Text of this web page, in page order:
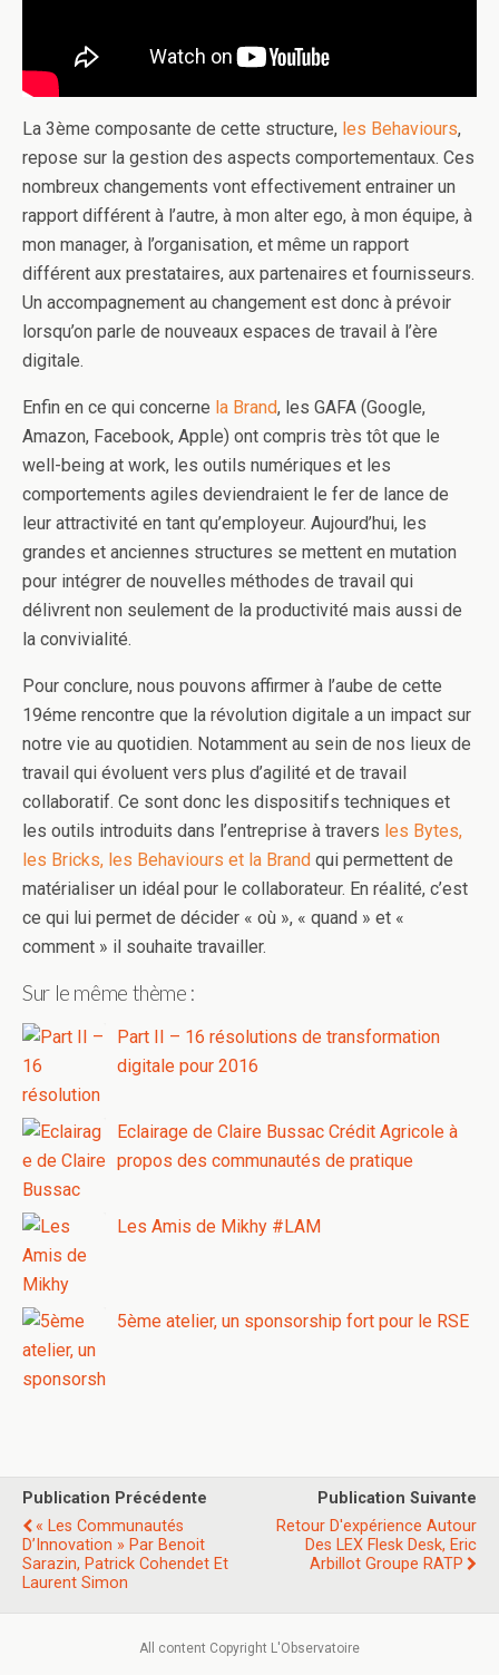
La 3ème composante de cette structure, les Behaviours,
repose sur la gestion des aspects comportementaux. Ces
nombreux changements vont effectivement entrainer un
rapport différent à l’autre, à mon alter ego, à mon équipe, à
mon manager, à l’organisation, et même un rapport
différent aux prestataires, aux partenaires et fournisseurs.
Un accompagnement au changement est donc à prévoir
lorsqu’on parle de nouveaux espaces de travail à l’ère
digitale.
Enfin en ce qui concerne la Brand, les GAFA (Google,
Amazon, Facebook, Apple) ont compris très tôt que le
well-being at work, les outils numériques et les
comportements agiles deviendraient le fer de lance de
leur attractivité en tant qu’employeur. Aujourd’hui, les
grandes et anciennes structures se mettent en mutation
pour intégrer de nouvelles méthodes de travail qui
délivrent non seulement de la productivité mais aussi de
la convivialité.
Pour conclure, nous pouvons affirmer à l’aube de cette
19éme rencontre que la révolution digitale a un impact sur
notre vie au quotidien. Notamment au sein de nos lieux de
travail qui évoluent vers plus d’agilité et de travail
collaboratif. Ce sont donc les dispositifs techniques et
les outils introduits dans l’entreprise à travers les Bytes,
les Bricks, les Behaviours et la Brand qui permettent de
matérialiser un idéal pour le collaborateur. En réalité, c’est
ce qui lui permet de décider « où », « quand » et «
comment » il souhaite travailler.
Sur le même thème :
Part II – 16 résolutions de transformation
digitale pour 2016
Eclairage de Claire Bussac Crédit Agricole à
propos des communautés de pratique
Les Amis de Mikhy #LAM
5ème atelier, un sponsorship fort pour le RSE
Publication Précédente
« Les Communautés
D’Innovation » Par Benoit
Sarazin, Patrick Cohendet Et
Laurent Simon
Publication Suivante
Retour D'expérience Autour
Des LEX Flesk Desk, Eric
Arbillot Groupe RATP
All content Copyright L'Observatoire